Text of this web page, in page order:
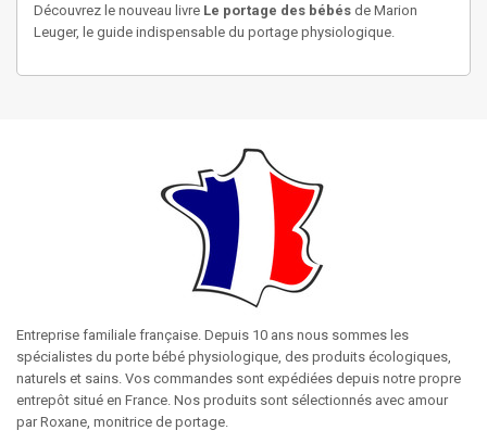
Découvrez le nouveau livre Le portage des bébés de Marion
Leuger, le guide indispensable du portage physiologique.
Entreprise familiale française. Depuis 10 ans nous sommes les
spécialistes du porte bébé physiologique, des produits écologiques,
naturels et sains. Vos commandes sont expédiées depuis notre propre
entrepôt situé en France. Nos produits sont sélectionnés avec amour
par Roxane, monitrice de portage.